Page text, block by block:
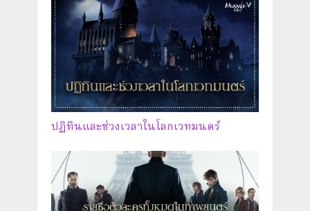
ปฏิทินและช่วงเวลาในโลกเวทมนตร์